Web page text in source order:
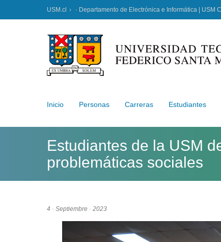
USM.cl · Departamento de Electrónica e Informática | USM
Inicio Personas Carreras Estudiantes
Estudiantes de la USM
problemáticas sociales
4 · Septiembre · 2023